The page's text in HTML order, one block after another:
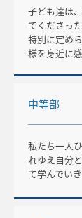
子ども達は
てくださっ
特別に定め
様を身近に
中等部
私たち一人
れゆえ自分
て学んでいき